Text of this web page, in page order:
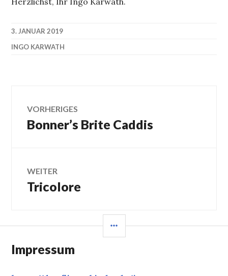
3. JANUAR 2019
INGO KARWATH
Beitragsnavigation
VORHERIGES
Vorheriger
Bonner’s Brite Caddis
WEITER
Nächster
Tricolore
Impressum